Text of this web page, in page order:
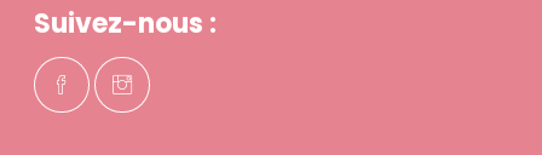
Suivez-nous :